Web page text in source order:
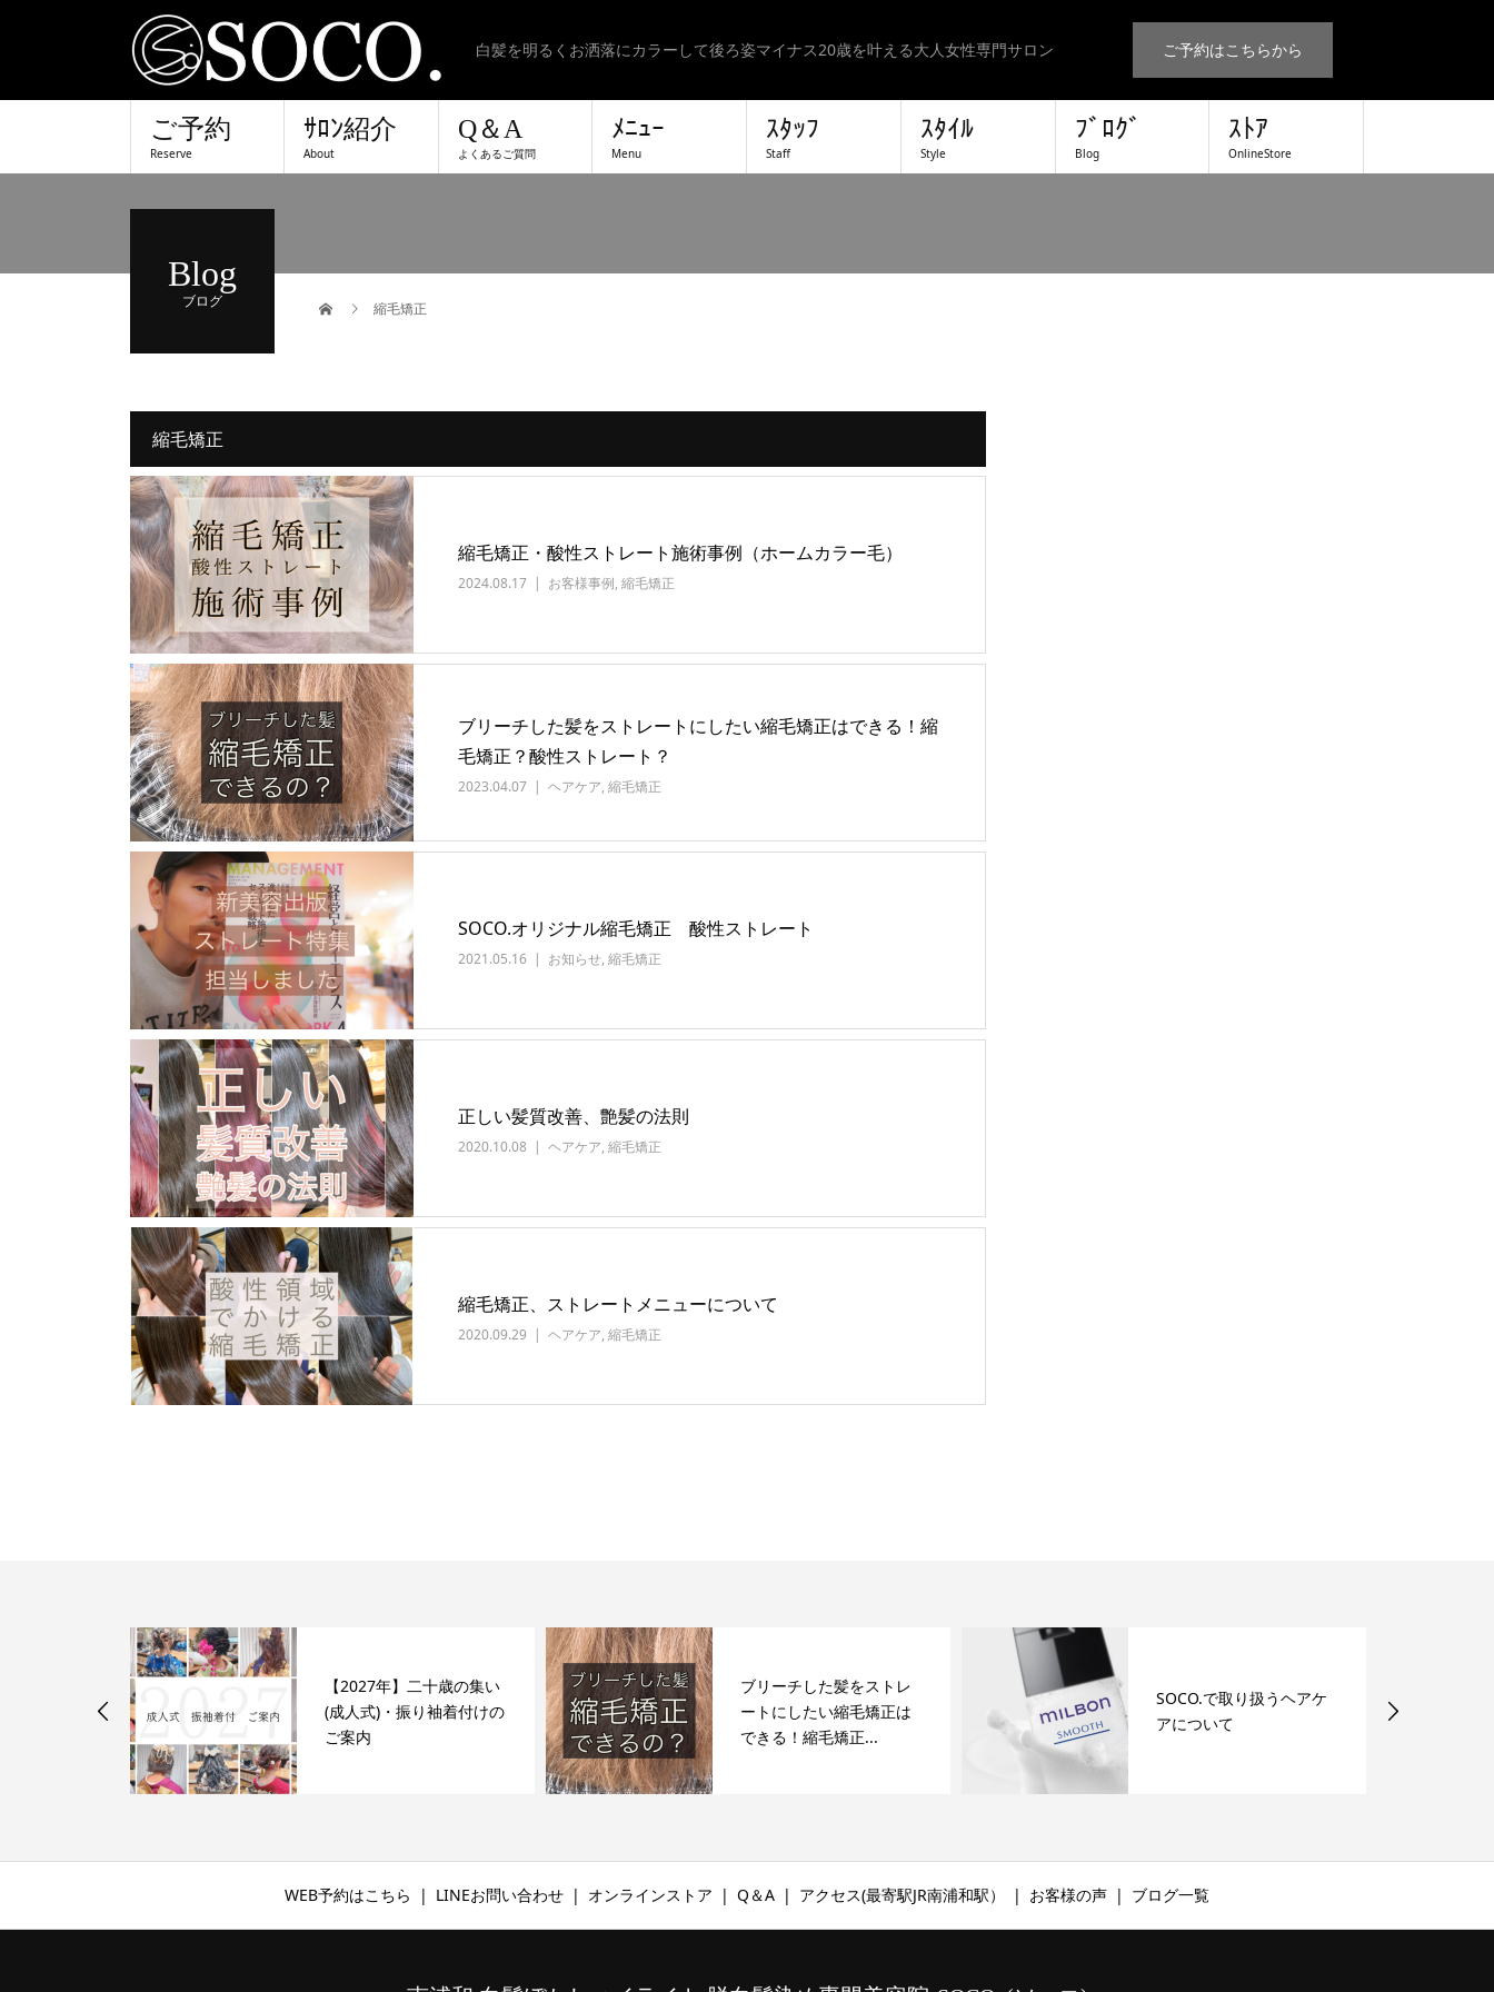
白髪を明るくお洒落にカラーして後ろ姿マイナス20歳を叶える大人女性専門サロン ご予約はこちらから
ご予約
Reserve
ｻﾛﾝ紹介
About
Q＆A
よくあるご質問
ﾒﾆｭｰ
Menu
ｽﾀｯﾌ
Staff
ｽﾀｲﾙ
Style
ﾌﾞﾛｸﾞ
Blog
ｽﾄｱ
OnlineStore
Blog
ブログ 縮毛矯正
縮毛矯正
縮毛矯正・酸性ストレート施術事例（ホームカラー毛）
2024.08.17 お客様事例, 縮毛矯正
ブリーチした髪をストレートにしたい縮毛矯正はできる！縮
毛矯正？酸性ストレート？
2023.04.07 ヘアケア, 縮毛矯正
SOCO.オリジナル縮毛矯正 酸性ストレート
2021.05.16 お知らせ, 縮毛矯正
正しい髪質改善、艶髪の法則
2020.10.08 ヘアケア, 縮毛矯正
縮毛矯正、ストレートメニューについて
2020.09.29 ヘアケア, 縮毛矯正
【2027年】二十歳の集い
(成人式)・振り袖着付けの
ご案内
ブリーチした髪をストレ
ートにしたい縮毛矯正は
できる！縮毛矯正...
SOCO.で取り扱うヘアケ
アについて
WEB予約はこちら LINEお問い合わせ オンラインストア Q＆A アクセス(最寄駅JR南浦和駅） お客様の声 ブログ一覧